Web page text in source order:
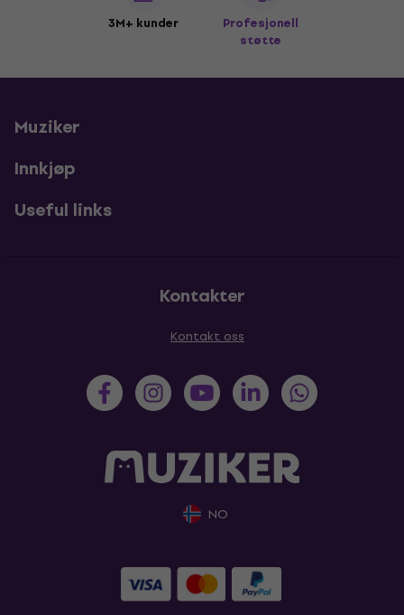
3M+ kunder
Profesjonell
støtte
Muziker
Innkjøp
Useful links
Kontakter
Kontakt oss
NO